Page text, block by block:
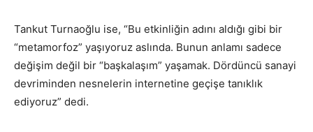
Tankut Turnaoğlu ise, “Bu etkinliğin adını aldığı gibi bir
“metamorfoz” yaşıyoruz aslında. Bunun anlamı sadece
değişim değil bir “başkalaşım” yaşamak. Dördüncü sanayi
devriminden nesnelerin internetine geçişe tanıklık
ediyoruz” dedi.